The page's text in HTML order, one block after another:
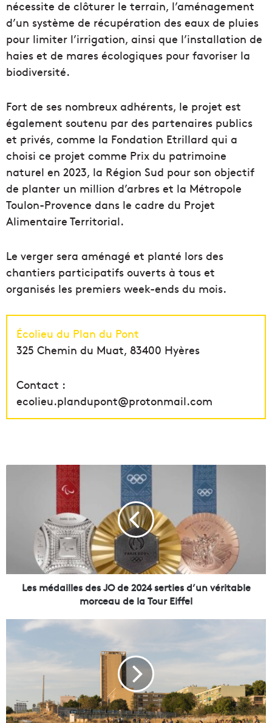
nécessite de clôturer le terrain, l’aménagement
d’un système de récupération des eaux de pluies
pour limiter l’irrigation, ainsi que l’installation de
haies et de mares écologiques pour favoriser la
biodiversité.
Fort de ses nombreux adhérents, le projet est
également soutenu par des partenaires publics
et privés, comme la Fondation Etrillard qui a
choisi ce projet comme Prix du patrimoine
naturel en 2023, la Région Sud pour son objectif
de planter un million d’arbres et la Métropole
Toulon-Provence dans le cadre du Projet
Alimentaire Territorial.
Le verger sera aménagé et planté lors des
chantiers participatifs ouverts à tous et
organisés les premiers week-ends du mois.
Écolieu du Plan du Pont
325 Chemin du Muat, 83400 Hyères
Contact :
ecolieu.plandupont@protonmail.com
l
e
2
Les médailles des JO de 2024 serties d’un véritable
morceau de la Tour Eiffel
n
à